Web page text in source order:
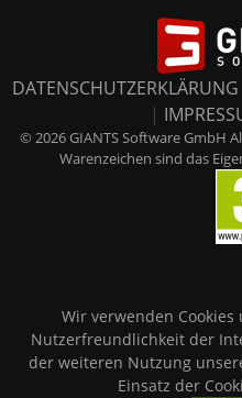
DATENSCHUTZERKLÄRUNG
|
© 2026 GIANTS Software GmbH
Warenzeichen sind das
Wir verwenden Cookies
Nutzerfreundlichkeit der
der weiteren Nutzung
Einsatz der